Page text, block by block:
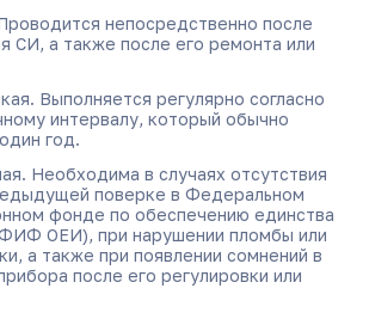
непосредственно после
СИ, а также после его ремонта или
Выполняется регулярно согласно
интервалу, который обычно
год.
Необходима в случаях отсутствия
поверке в Федеральном
фонде по обеспечению единства
ОЕИ), при нарушении пломбы или
а также при появлении сомнений в
после его регулировки или